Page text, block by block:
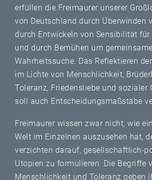
erfüllen die Freimaurer unserer
von Deutschland durch Überwinden
durch Entwickeln von Sensibilität
und durch Bemühen um gemeinsame
Wahrheitssuche. Das Reflektieren
im Lichte von Menschlichkeit,
Toleranz, Friedensliebe und sozialer
soll auch Entscheidungsmaßstäbe
Freimaurer wissen zwar nicht, wie
Welt im Einzelnen auszusehen hat,
verzichten darauf, gesellschaftlich-
Utopien zu formulieren. Die Begriffe
Menschlichkeit und Toleranz geben